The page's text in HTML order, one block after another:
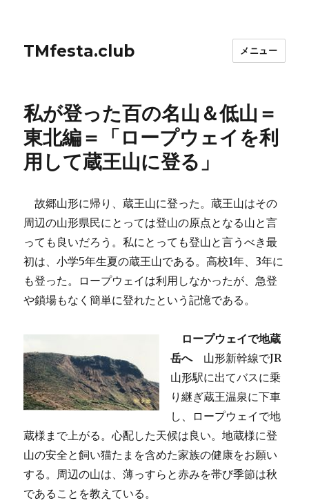
TMfesta.club メニュー
私が登った百の名山＆低山＝
東北編＝「ロープウェイを利
用して蔵王山に登る」
故郷山形に帰り、蔵王山に登った。蔵王山はその
周辺の山形県民にとっては登山の原点となる山と言
っても良いだろう。私にとっても登山と言うべき最
初は、小学5年生夏の蔵王山である。高校1年、3年に
も登った。ロープウェイは利用しなかったが、急登
や鎖場もなく簡単に登れたという記憶である。
ロープウェイで地蔵
岳へ山形新幹線でJR
山形駅に出てバスに乗
り継ぎ蔵王温泉に下車
し、ロープウェイで地
蔵様まで上がる。心配した天候は良い。地蔵様に登
山の安全と飼い猫たまを含めた家族の健康をお願い
する。周辺の山は、薄っすらと赤みを帯び季節は秋
であることを教えている。